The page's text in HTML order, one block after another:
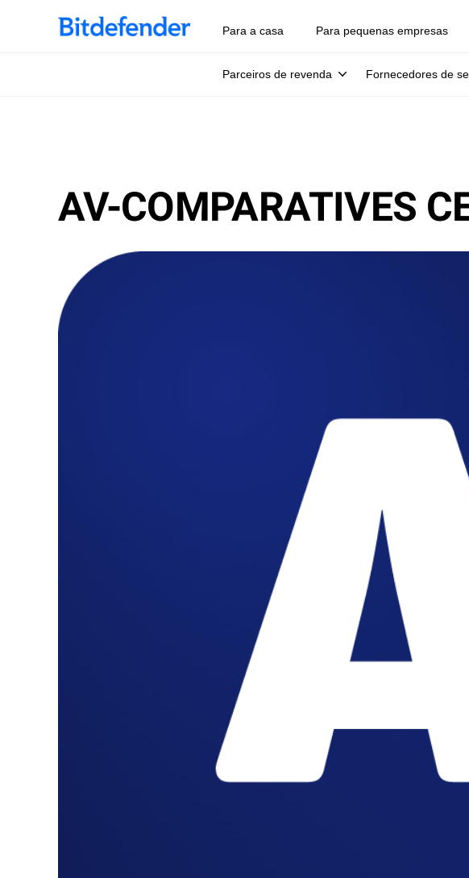
Para a casa Para pequenas empresas
Parceiros de revenda Fornecedores de
AV-COMPARATIVES